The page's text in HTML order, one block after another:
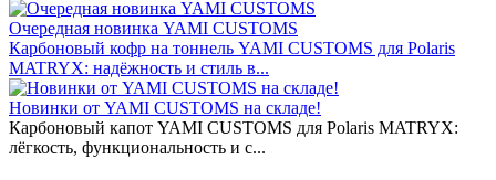
Очередная новинка YAMI CUSTOMS
Карбоновый кофр на тоннель YAMI CUSTOMS для Polaris
MATRYX: надёжность и стиль в...
Новинки от YAMI CUSTOMS на складе!
Карбоновый капот YAMI CUSTOMS для Polaris MATRYX:
лёгкость, функциональность и с...